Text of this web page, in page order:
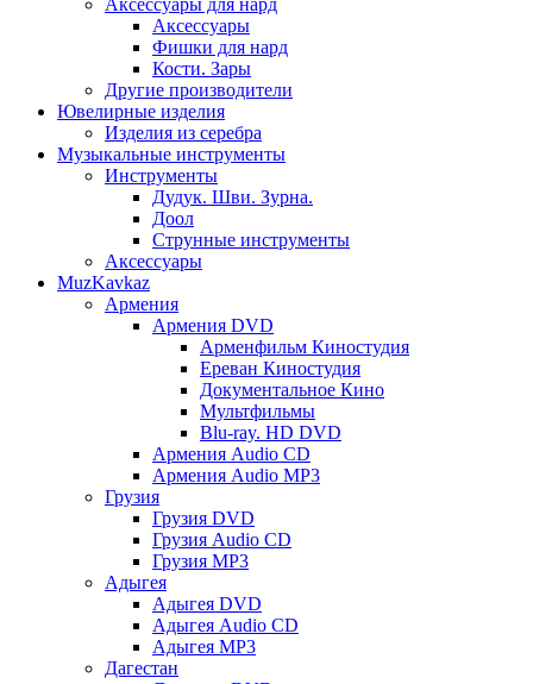
Аксессуары для нард
Аксессуары
Фишки для нард
Кости. Зары
Другие производители
Ювелирные изделия
Изделия из серебра
Музыкальные инструменты
Инструменты
Дудук. Шви. Зурна.
Доол
Струнные инструменты
Аксессуары
MuzKavkaz
Армения
Армения DVD
Арменфильм Киностудия
Ереван Киностудия
Документальное Кино
Мультфильмы
Blu-ray. HD DVD
Армения Audio CD
Армения Audio MP3
Грузия
Грузия DVD
Грузия Audio CD
Грузия MP3
Адыгея
Адыгея DVD
Адыгея Audio CD
Адыгея MP3
Дагестан